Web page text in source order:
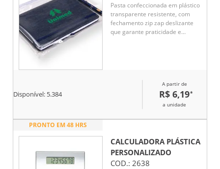
Pasta confeccionada em plástico
transparente resistente, com
fechamento zip zap deslizante
que garante praticidade e
Disponível: 5.384
A partir de
R$ 6,19*
a unidade
PRONTO EM 48 HRS
CALCULADORA PLÁSTICA
PERSONALIZADO
COD.: 2638